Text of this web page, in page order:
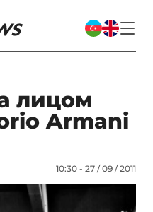
лицом
Armani
10:30 - 27 / 09 / 2011